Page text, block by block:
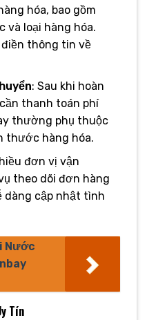
hóa, bao gồm
loại hàng hóa.
điền thông tin về
: Sau khi hoàn
thanh toán phí
thường phụ thuộc
thước hàng hóa.
đơn vị vận
theo dõi đơn hàng
dàng cập nhật tình
Nước
Tín